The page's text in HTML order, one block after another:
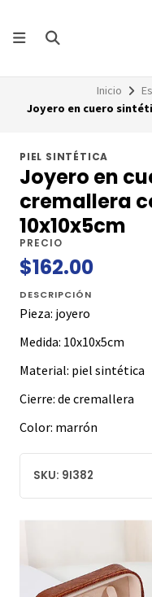
Inicio
Joyero en cuero
PIEL SINTÉTICA
Joyero en
cremallera
10x10x5cm
PRECIO
$162.00
DESCRIPCIÓN
Pieza: joyero
Medida: 10x10x5cm
Material: piel sintética
Cierre: de cremallera
Color: marrón
SKU: 9I382